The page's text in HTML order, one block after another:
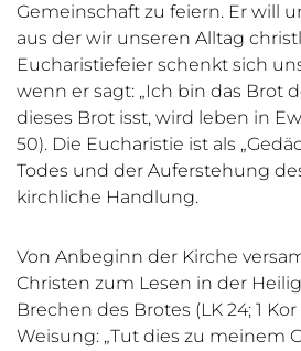
Gemeinschaft zu feiern. Er will
aus der wir unseren Alltag
Eucharistiefeier schenkt sich
wenn er sagt: „Ich bin das Brot
dieses Brot isst, wird leben in
50). Die Eucharistie ist als
Todes und der Auferstehung
kirchliche Handlung.
Von Anbeginn der Kirche
Christen zum Lesen in der
Brechen des Brotes (LK 24; 1
Weisung: „Tut dies zu meinem